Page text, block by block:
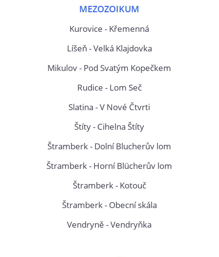
MEZOZOIKUM
Kurovice - Křemenná
Líšeň - Velká Klajdovka
Mikulov - Pod Svatým Kopečkem
Rudice - Lom Seč
Slatina - V Nové Čtvrti
Štíty - Cihelna Štíty
Štramberk - Dolní Blucherův lom
Štramberk - Horní Blücherův lom
Štramberk - Kotouč
Štramberk - Obecní skála
Vendryně - Vendryňka